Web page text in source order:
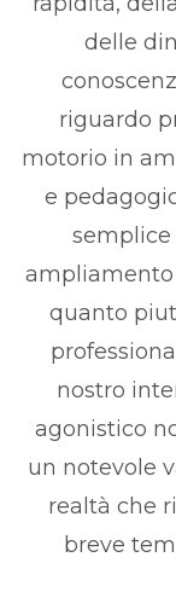
delle
riguardo
motorio in
e
ampliamento
quanto
nostro
agonistico
un notevole
realtà che
breve